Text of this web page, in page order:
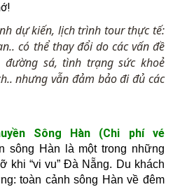
dự kiến, lịch trình tour thực tế:
có thể thay đổi do các vấn đề
sá, tình trạng sức khoẻ
nhưng vẫn đảm bảo đi đủ các
Sông Hàn (Chi phí vé
sông Hàn là một trong những
khi “vi vu” Đà Nẵng. Du khách
toàn cảnh sông Hàn về đêm